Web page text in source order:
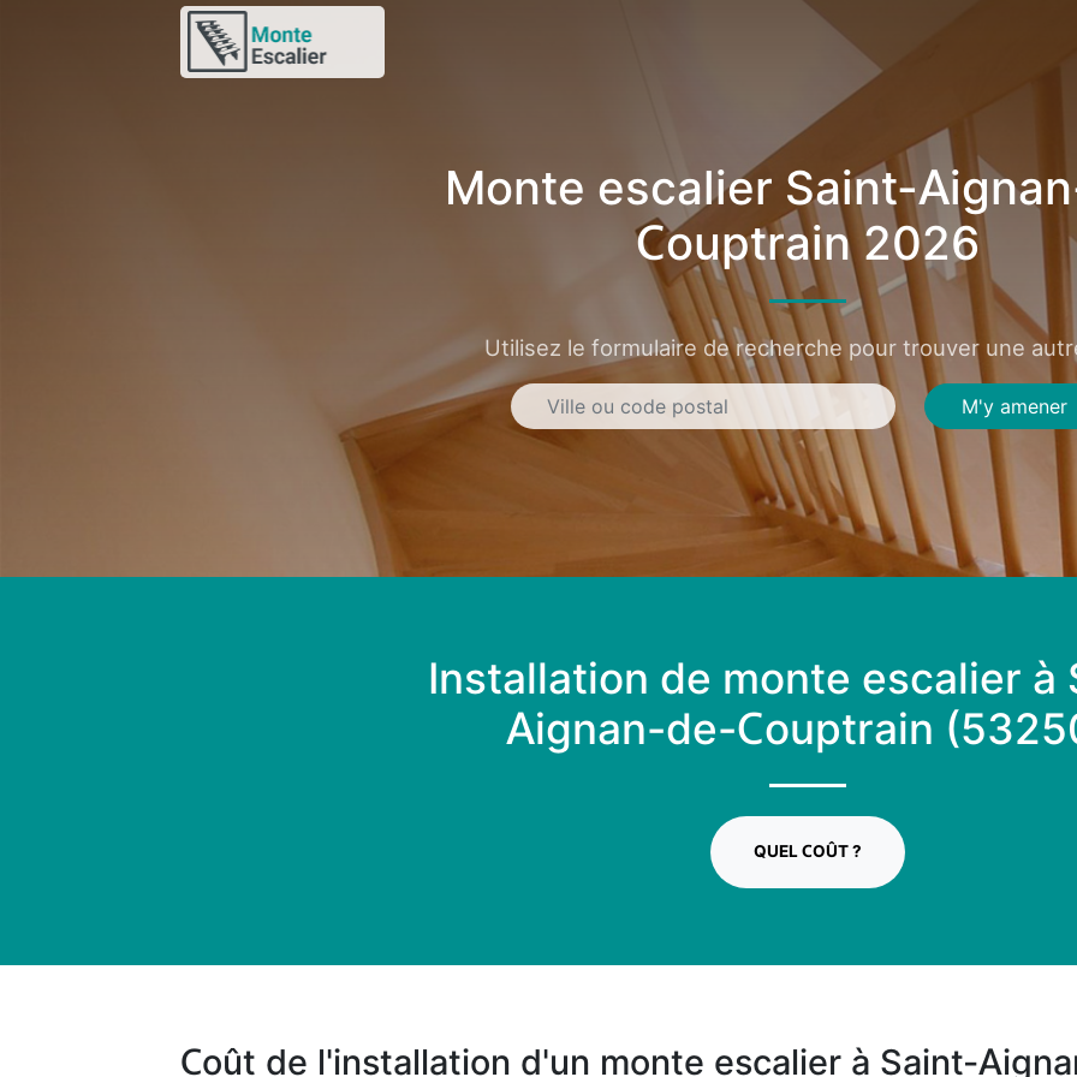
Monte escalier Saint-
Couptrain 2026
Utilisez le formulaire de recherche pour trouver une
M'y amener
Installation de monte escalier à
Aignan-de-Couptrain
QUEL COÛT ?
Coût de l'installation d'un monte escalier à Saint-